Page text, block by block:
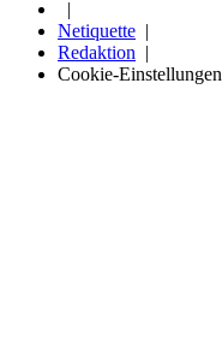
Netiquette
Redaktion
Cookie-Einstellungen